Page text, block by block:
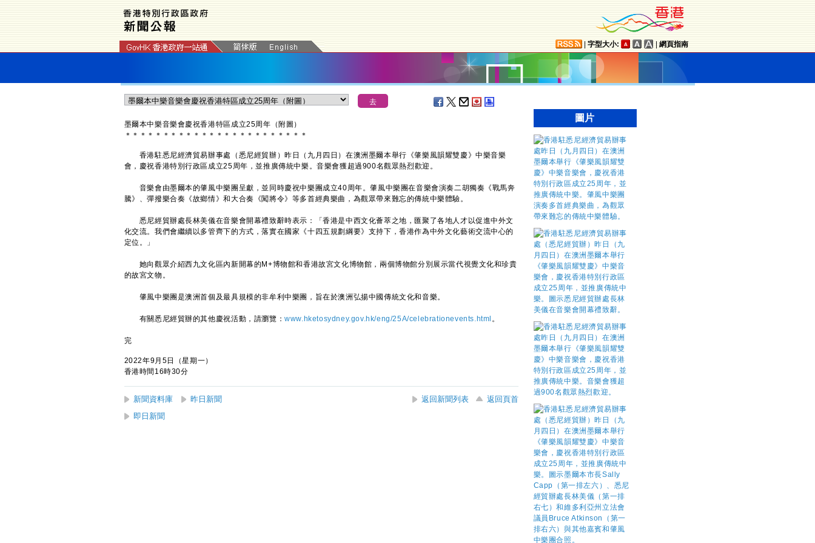
字型大小: 網頁指南
墨爾本中樂音樂會慶祝香港特區成立25周年（附圖）
＊ ＊ ＊ ＊ ＊ ＊ ＊ ＊ ＊ ＊ ＊ ＊ ＊ ＊ ＊ ＊ ＊ ＊ ＊ ＊ ＊ ＊ ＊ ＊
香港駐悉尼經濟貿易辦事處（悉尼經貿辦）昨日（九月四日）在澳洲墨爾本舉行《肇樂風韻耀雙慶》中樂音樂
會，慶祝香港特別行政區成立25周年，並推廣傳統中樂。音樂會獲超過900名觀眾熱烈歡迎。
音樂會由墨爾本的肇風中樂團呈獻，並同時慶祝中樂團成立40周年。肇風中樂團在音樂會演奏二胡獨奏《戰馬奔
騰》、彈撥樂合奏《故鄉情》和大合奏《闖將令》等多首經典樂曲，為觀眾帶來難忘的傳統中樂體驗。
悉尼經貿辦處長林美儀在音樂會開幕禮致辭時表示：「香港是中西文化薈萃之地，匯聚了各地人才以促進中外文
化交流。我們會繼續以多管齊下的方式，落實在國家《十四五規劃綱要》支持下，香港作為中外文化藝術交流中心的
定位。」
她向觀眾介紹西九文化區內新開幕的M+博物館和香港故宮文化博物館，兩個博物館分別展示當代視覺文化和珍貴
的故宮文物。
肇風中樂團是澳洲首個及最具規模的非牟利中樂團，旨在於澳洲弘揚中國傳統文化和音樂。
有關悉尼經貿辦的其他慶祝活動，請瀏覽：www.hketosydney.gov.hk/eng/25A/celebrationevents.html 。
完
2022年9月5日（星期一）
香港時間16時30分
新聞資料庫 昨日新聞 返回新聞列表
返回頁首
即日新聞
圖片